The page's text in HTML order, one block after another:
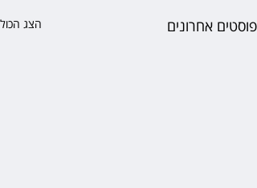
פוסטים אחרונים הצג הכול